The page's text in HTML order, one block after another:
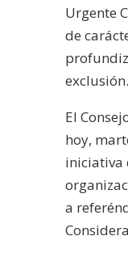
Urgente
de
exclusión.
El
hoy,
iniciativa
a